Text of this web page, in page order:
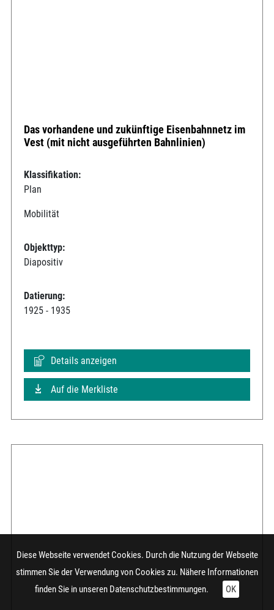
Das vorhandene und zukünftige Eisenbahnnetz im
Vest (mit nicht ausgeführten Bahnlinien)
Klassifikation:
Plan
Mobilität
Objekttyp:
Diapositiv
Datierung:
1925 - 1935
Details anzeigen
Auf die Merkliste
Diese Webseite verwendet Cookies. Durch die Nutzung der Webseite
stimmen Sie der Verwendung von Cookies zu. Nähere Informationen
finden Sie in unseren Datenschutzbestimmungen. OK